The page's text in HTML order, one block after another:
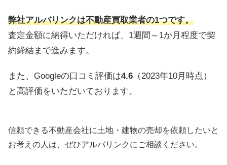
弊社アルバリンクは不動産買取業者の1つです。
査定金額に納得いただければ、1週間～1か月程度で契
約締結まで進みます。
また、Googleの口コミ評価は4.6 （2023年10月時点）
と高評価をいただいております。
信頼できる不動産会社に土地・建物の売却を依頼したいと
お考えの人は、ぜひアルバリンクにご相談ください。